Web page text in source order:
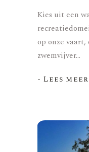
Kies uit een
op onze
zwemvijver…
- Lees meer